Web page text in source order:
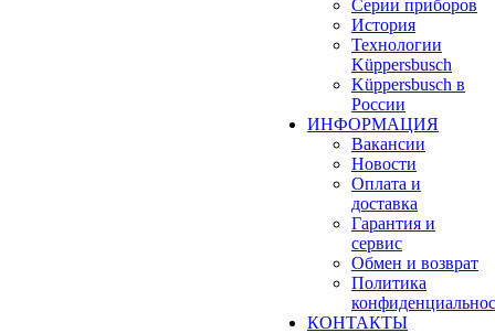
Серии приборов
История
Технологии
Küppersbusch
Küppersbusch в
России
ИНФОРМАЦИЯ
Вакансии
Новости
Оплата и
доставка
Гарантия и
сервис
Обмен и возврат
Политика
КОНТАКТЫ